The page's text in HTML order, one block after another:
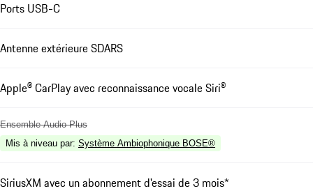
Ports USB-C
Antenne extérieure SDARS
Apple® CarPlay avec reconnaissance vocale Siri®
Ensemble Audio Plus
Mis à niveau par: Système Ambiophonique BOSE®
SiriusXM avec un abonnement d'essai de 3 mois*